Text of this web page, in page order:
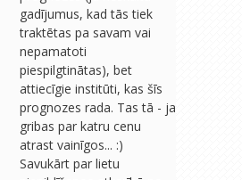
gadījumus, kad tās tiek
traktētas pa savam vai
nepamatoti
piespilgtinātas), bet
attiecīgie institūti, kas šīs
prognozes rada. Tas tā - ja
gribas par katru cenu
atrast vainīgos... :)
Savukārt par lietu